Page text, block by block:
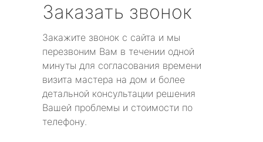
Заказать звонок
Закажите звонок с сайта и мы
перезвоним Вам в течении одной
минуты для согласования времени
визита мастера на дом и более
детальной консультации решения
Вашей проблемы и стоимости по
телефону.